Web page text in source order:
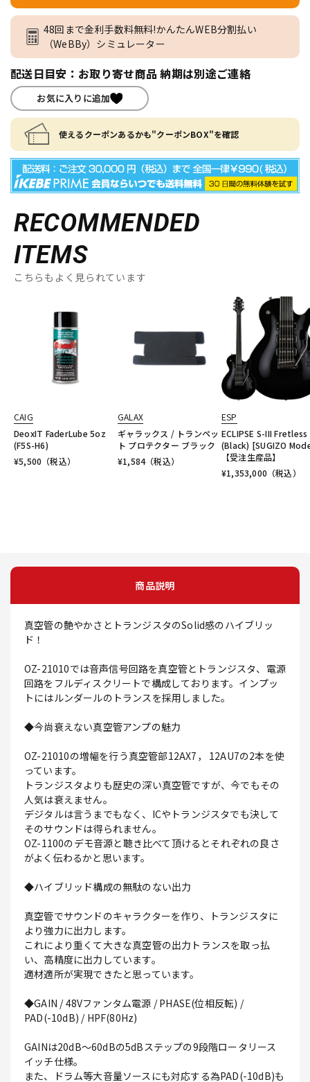
48回まで金利手数料無料!かんたんWEB分割払い
（WeBBy）シミュレーター
配送日目安：お取り寄せ商品 納期は別途ご連絡
お気に入りに追加
使えるクーポンあるかも"クーポンBOX"を確認
RECOMMENDED
ITEMS
こちらもよく見られています
CAIG
DeoxIT FaderLube 5oz
(F5S-H6)
¥5,500 （税込）
GALAX
ギャラックス / トランペッ
ト プロテクター ブラック
¥1,584（税込）
ESP
ECLIPSE S-III Fretless
(Black) [SUGIZO
【受注生産品】
¥1,353,000 （税込）
商品説明
真空管の艶やかさとトランジスタのSolid感のハイブリッ
ド！
OZ-21010では音声信号回路を真空管とトランジスタ、電源
回路をフルディスクリートで構成しております。インプッ
トにはルンダールのトランスを採用しました。
◆今尚衰えない真空管アンプの魅力
OZ-21010の増幅を行う真空管部12AX7， 12AU7の2本を使
っています。
トランジスタよりも歴史の深い真空管ですが、今でもその
人気は衰えません。
デジタルは言うまでもなく、ICやトランジスタでも決して
そのサウンドは得られません。
OZ-1100のデモ音源と聴き比べて頂けるとそれぞれの良さ
がよく伝わるかと思います。
◆ハイブリッド構成の無駄のない出力
真空管でサウンドのキャラクターを作り、トランジスタに
より強力に出力します。
これにより重くて大きな真空管の出力トランスを取っ払
い、高精度に出力しています。
適材適所が実現できたと思っています。
◆GAIN / 48Vファンタム電源 / PHASE(位相反転) /
PAD(-10dB) / HPF(80Hz)
GAINは20dB～60dBの5dBステップの9段階ロータリース
イッチ仕様。
また、ドラム等大音量ソースにも対応する為PAD(-10dB)も